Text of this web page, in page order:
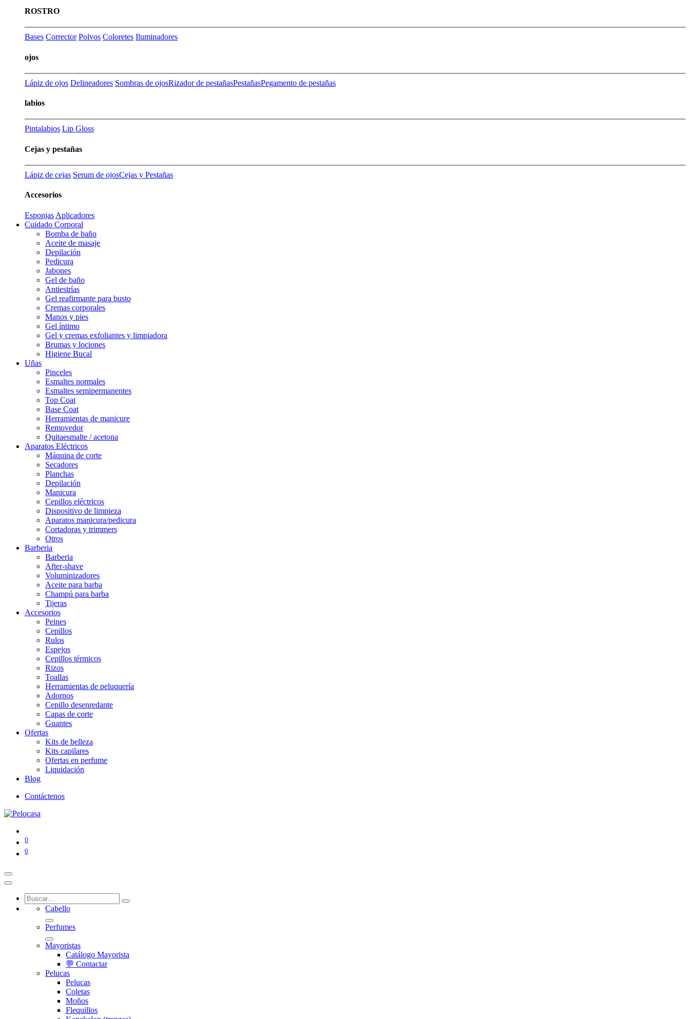
ROSTRO
Bases Corrector Polvos Coloretes Iluminadores
ojos
Lápiz de ojos Delineadores Sombras de ojosRizador de pestañasPestañasPegamento de pestañas
labios
Pintalabios Lip Gloss
Cejas y pestañas
Lápiz de cejas Serum de ojosCejas y Pestañas
Accesorios
Esponjas Aplicadores
Cuidado Corporal
Bomba de baño
Aceite de masaje
Depilación
Pedicura
Jabones
Gel de baño
Antiestrías
Gel reafirmante para busto
Cremas corporales
Manos y pies
Gel íntimo
Gel y cremas exfoliantes y limpiadora
Brumas y lociones
Higiene Bucal
Uñas
Pinceles
Esmaltes normales
Esmaltes semipermanentes
Top Coat
Base Coat
Herramientas de manicure
Removedor
Quitaesmalte / acetona
Aparatos Eléctricos
Máquina de corte
Secadores
Planchas
Depilación
Manicura
Cepillos eléctricos
Dispositivo de limpieza
Aparatos manicura/pedicura
Cortadoras y trimmers
Otros
Barberia
Barberia
After-shave
Voluminizadores
Aceite para barba
Champú para barba
Tijeras
Accesorios
Peines
Cepillos
Rulos
Espejos
Cepillos térmicos
Rizos
Toallas
Herramientas de peluquería
Adornos
Cepillo desenredante
Capas de corte
Guantes
Ofertas
Kits de belleza
Kits capilares
Ofertas en perfume
Liquidación
Blog
Contáctenos
0
0
Cabello
Perfumes
Mayoristas
Catálogo Mayorista
💬 Contactar
Pelucas
Pelucas
Coletas
Moños
Flequillos